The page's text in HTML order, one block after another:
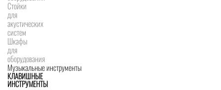
Стойки
для
акустических
систем
Шкафы
для
оборудования
Музыкальные инструменты
КЛАВИШНЫЕ
ИНСТРУМЕНТЫ